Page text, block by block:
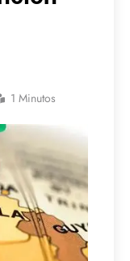
1 Minutos